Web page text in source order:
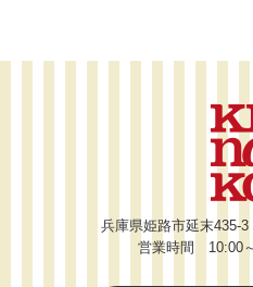
兵庫県姫路市延末435-
営業時間 10:00